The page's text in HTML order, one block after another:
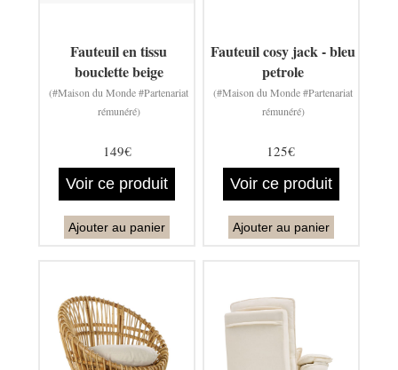
Fauteuil en tissu
bouclette beige
(#Maison du Monde #Partenariat
rémunéré)
149€
Voir ce produit
Ajouter au panier
Fauteuil cosy jack - bleu
petrole
(#Maison du Monde #Partenariat
rémunéré)
125€
Voir ce produit
Ajouter au panier